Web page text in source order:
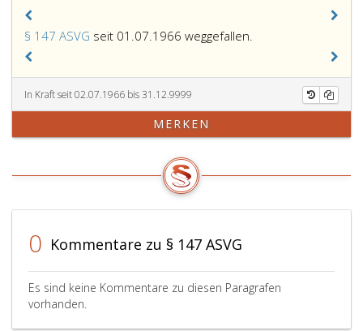
§ 147 ASVG seit 01.07.1966 weggefallen.
In Kraft seit 02.07.1966 bis 31.12.9999
MERKEN
0 Kommentare zu § 147 ASVG
Es sind keine Kommentare zu diesen Paragrafen
vorhanden.